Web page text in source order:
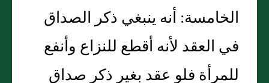
الخامسة: أنه ينبغي ذكر الصداق
في العقد لأنه أقطع للنزاع وأنفع
للمرأة فلو عقد بغير ذكر صداق